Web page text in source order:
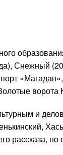
Снежный
и
рассказа,